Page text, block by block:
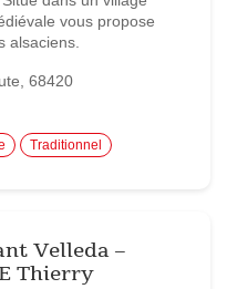
vous propose
alsaciens.
68420
Traditionnel
Velleda –
Thierry